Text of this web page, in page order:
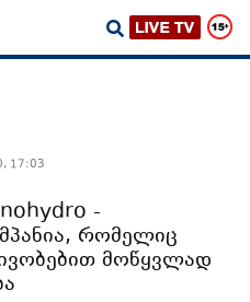
17:03
-
რომელიც
მოწყვლად